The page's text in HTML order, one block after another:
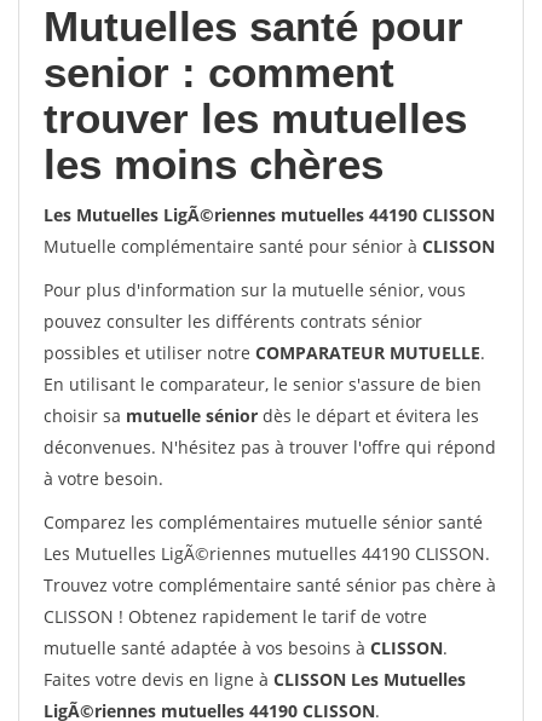
Mutuelles santé pour
senior : comment
trouver les mutuelles
les moins chères
Les Mutuelles LigÃ©riennes mutuelles 44190 CLISSON
Mutuelle complémentaire santé pour sénior à CLISSON
Pour plus d'information sur la mutuelle sénior, vous
pouvez consulter les différents contrats sénior
possibles et utiliser notre COMPARATEUR MUTUELLE.
En utilisant le comparateur, le senior s'assure de bien
choisir sa mutuelle sénior dès le départ et évitera les
déconvenues. N'hésitez pas à trouver l'offre qui répond
à votre besoin.
Comparez les complémentaires mutuelle sénior santé
Les Mutuelles LigÃ©riennes mutuelles 44190 CLISSON.
Trouvez votre complémentaire santé sénior pas chère à
CLISSON ! Obtenez rapidement le tarif de votre
mutuelle santé adaptée à vos besoins à CLISSON.
Faites votre devis en ligne à CLISSON Les Mutuelles
LigÃ©riennes mutuelles 44190 CLISSON.